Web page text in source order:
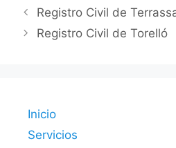
Registro Civil de
Registro Civil de Torelló
Inicio
Servicios